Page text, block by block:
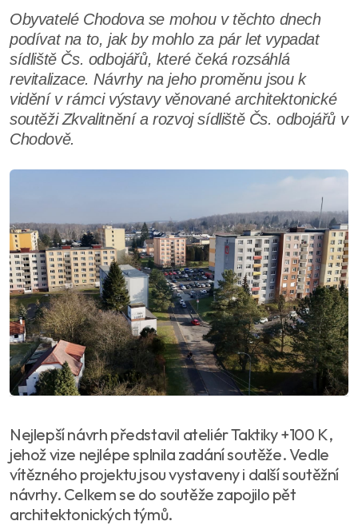
Obyvatelé Chodova se mohou v těchto dnech
podívat na to, jak by mohlo za pár let vypadat
sídliště Čs. odbojářů, které čeká rozsáhlá
revitalizace. Návrhy na jeho proměnu jsou k
vidění v rámci výstavy věnované architektonické
soutěži Zkvalitnění a rozvoj sídliště Čs. odbojářů v
Chodově.
Nejlepší návrh představil ateliér Taktiky +100 K,
jehož vize nejlépe splnila zadání soutěže. Vedle
vítězného projektu jsou vystaveny i další soutěžní
návrhy. Celkem se do soutěže zapojilo pět
architektonických týmů.